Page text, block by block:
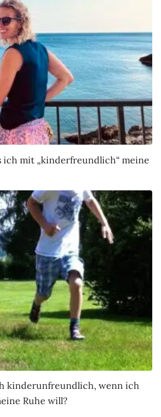
ich mit „kinderfreundlich“ meine
kinderunfreundlich, wenn ich
Ruhe will?